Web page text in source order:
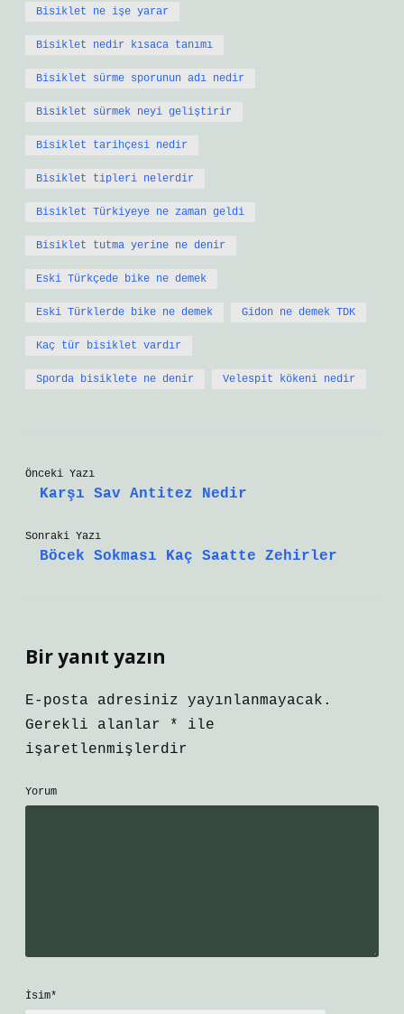
Bisiklet ne işe yarar
Bisiklet nedir kısaca tanımı
Bisiklet sürme sporunun adı nedir
Bisiklet sürmek neyi geliştirir
Bisiklet tarihçesi nedir
Bisiklet tipleri nelerdir
Bisiklet Türkiyeye ne zaman geldi
Bisiklet tutma yerine ne denir
Eski Türkçede bike ne demek
Eski Türklerde bike ne demek Gidon ne demek TDK
Kaç tür bisiklet vardır
Sporda bisiklete ne denir Velespit kökeni nedir
Önceki Yazı
Karşı Sav Antitez Nedir
Sonraki Yazı
Böcek Sokması Kaç Saatte Zehirler
Bir yanıt yazın
E-posta adresiniz yayınlanmayacak.
Gerekli alanlar
*
ile
işaretlenmişlerdir
Yorum
İsim*